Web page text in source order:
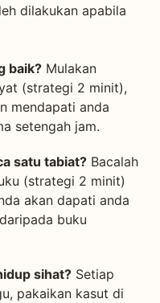
dilakukan apabila
baik? Mulakan
(strategi 2 minit),
mendapati anda
setengah jam.
satu tabiat? Bacalah
(strategi 2 minit)
akan dapati anda
buku
sihat? Setiap
pakaikan kasut di